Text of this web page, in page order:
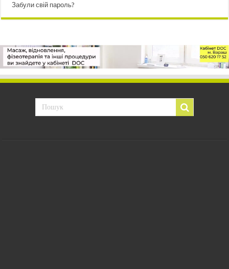
Забули свій пароль?